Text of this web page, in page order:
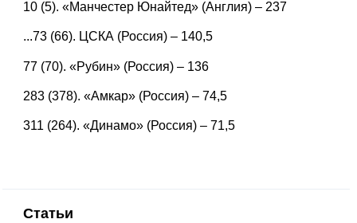
10 (5). «Манчестер Юнайтед» (Англия) – 237
...73 (66). ЦСКА (Россия) – 140,5
77 (70). «Рубин» (Россия) – 136
283 (378). «Амкар» (Россия) – 74,5
311 (264). «Динамо» (Россия) – 71,5
Статьи